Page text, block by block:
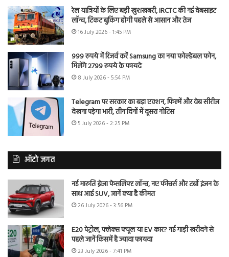
रेल यात्रियों के लिए बड़ी खुशखबरी, IRCTC की नई वेबसाइट
लॉन्च, टिकट बुकिंग होगी पहले से आसान और तेज
16 July 2026 - 1:45 PM
999 रुपये में रिजर्व करें Samsung का नया फोल्डेबल फोन,
मिलेंगे 2799 रुपये के फायदे
8 July 2026 - 5:54 PM
Telegram पर सरकार का बड़ा एक्शन, फिल्में और वेब सीरीज
देखना पड़ेगा भारी, तीन दिनों में दूसरा नोटिस
5 July 2026 - 2:25 PM
ऑटो जगत
नई मारुति ब्रेजा फेसलिफ्ट लॉन्च, नए फीचर्स और टर्बो इंजन के
साथ आई SUV, जानें क्या है कीमत
26 July 2026 - 3:56 PM
E20 पेट्रोल, फ्लेक्स फ्यूल या EV कार? नई गाड़ी खरीदने से
पहले जानें किसमें है ज्यादा फायदा
23 July 2026 - 7:41 PM